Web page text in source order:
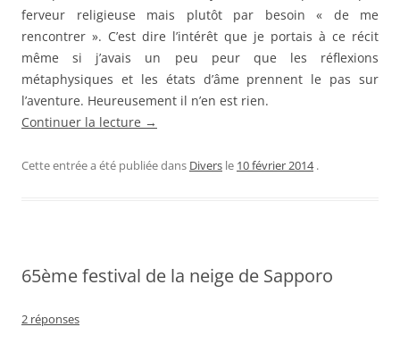
ferveur religieuse mais plutôt par besoin « de me
rencontrer ». C’est dire l’intérêt que je portais à ce récit
même si j’avais un peu peur que les réflexions
métaphysiques et les états d’âme prennent le pas sur
l’aventure. Heureusement il n’en est rien.
Continuer la lecture →
Cette entrée a été publiée dans Divers le 10 février 2014 .
65ème festival de la neige de Sapporo
2 réponses